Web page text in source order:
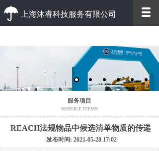
上海沐睿科技服务有限公司
优质的客户服务 高效的办事效率
服务项目
SERVICE ITEMS
REACH法规物品中候选清单物质的传递
发布时间: 2021-05-28 17:02